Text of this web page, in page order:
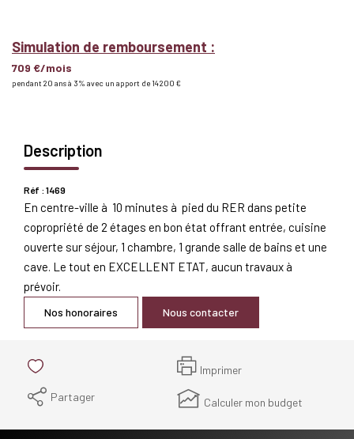
Simulation de remboursement :
709 €/mois
pendant 20 ans à 3% avec un apport de 14 200 €
Description
Réf : 1469
En centre-ville à 10 minutes à pied du RER dans petite
copropriété de 2 étages en bon état offrant entrée, cuisine
ouverte sur séjour, 1 chambre, 1 grande salle de bains et une
cave. Le tout en EXCELLENT ETAT, aucun travaux à
prévoir.
Nos honoraires Nous contacter
Imprimer
Partager
Calculer mon budget